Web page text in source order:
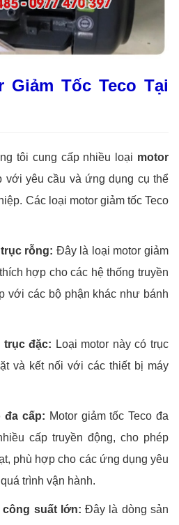
Giảm Tốc Teco Tại
tôi cung cấp nhiều loại motor
với yêu cầu và ứng dụng cụ thể
Các loại motor giảm tốc Teco
rỗng: Đây là loại motor giảm
hợp cho các hệ thống truyền
với các bộ phận khác như bánh
trục đặc: Loại motor này có trục
và kết nối với các thiết bị máy
đa cấp: Motor giảm tốc Teco đa
cấp truyền động, cho phép
phù hợp cho các ứng dụng yêu
trình vận hành.
công suất lớn: Đây là dòng sản